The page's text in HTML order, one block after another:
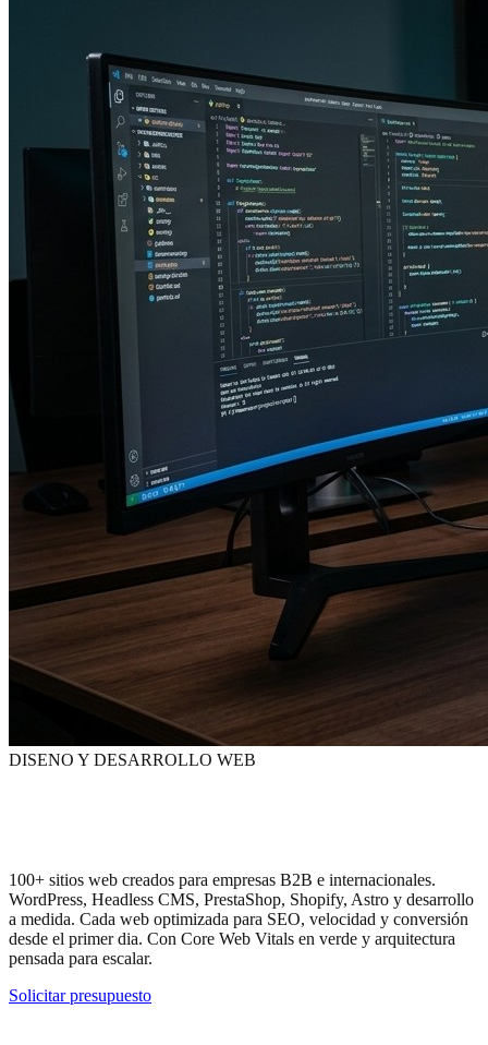
DISENO Y DESARROLLO WEB
100+ sitios web creados para empresas B2B e internacionales.
WordPress, Headless CMS, PrestaShop, Shopify, Astro y desarrollo
a medida. Cada web optimizada para SEO, velocidad y conversión
desde el primer dia. Con Core Web Vitals en verde y arquitectura
pensada para escalar.
Solicitar presupuesto